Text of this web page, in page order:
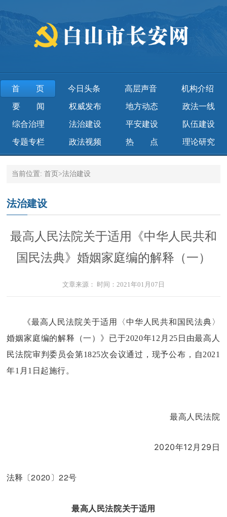
首页 今日头条 高层声音 机构介绍
要闻 权威发布 地方动态 政法一线
综合治理 法治建设 平安建设 队伍建设
专题专栏 政法视频 热点 理论研究
当前位置:首页>法治建设
法治建设
最高人民法院关于适用《中华人民共和
国民法典》婚姻家庭编的解释（一）
文章来源： 时间：2021年01月07日
《最高人民法院关于适用〈中华人民共和国民法典〉
婚姻家庭编的解释（一）》已于2020年12月25日由最高人
民法院审判委员会第1825次会议通过，现予公布，自2021
年1月1日起施行。
最高人民法院
2020年12月29日
法释〔2020〕22号
最高人民法院关于适用